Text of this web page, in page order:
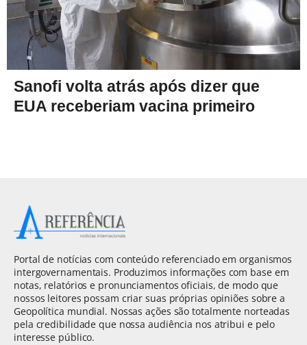
Sanofi volta atrás após dizer que
EUA receberiam vacina primeiro
Portal de notícias com conteúdo referenciado em organismos
intergovernamentais. Produzimos informações com base em
notas, relatórios e pronunciamentos oficiais, de modo que
nossos leitores possam criar suas próprias opiniões sobre a
Geopolítica mundial. Nossas ações são totalmente norteadas
pela credibilidade que nossa audiência nos atribui e pelo
interesse público.